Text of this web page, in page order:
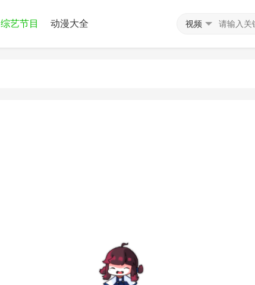
综艺节目 动漫大全 视频